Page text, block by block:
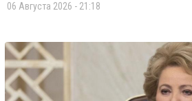
06 Августа 2026 - 21:18